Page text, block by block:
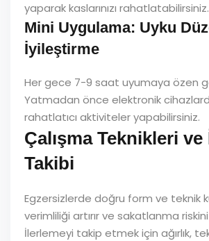
yaparak kaslarınızı rahatlatabilirsiniz.
Mini Uygulama: Uyku
İyileştirme
Her gece 7-9 saat uyumaya özen
Yatmadan önce elektronik
rahatlatıcı aktiviteler yapabilirsiniz.
Çalışma Teknikleri
Takibi
Egzersizlerde doğru form ve teknik
verimliliği artırır ve sakatlanma
İlerlemeyi takip etmek için ağırlık,